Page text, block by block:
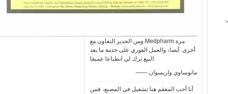
ومن الجدير التعاون مع Medpharm مرة
أخرى. أيضا، والعمل الفوري على خدمة ما بعد
البيع ترك لي انطباعا عميقا.
—— مانوساوي واريسوان
أنا أحب المعقم هنا تشغيل في المصنع، فمن